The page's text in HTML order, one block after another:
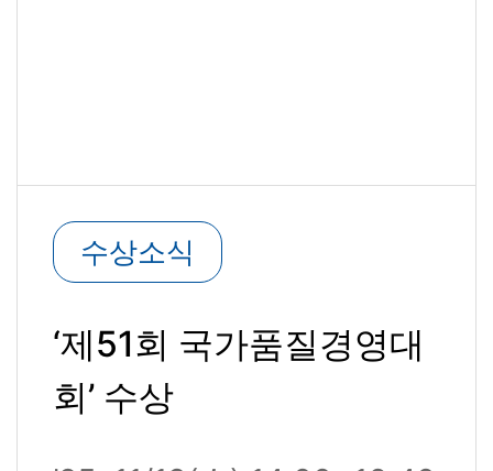
수상소식
‘제51회 국가품질경영대
회’ 수상